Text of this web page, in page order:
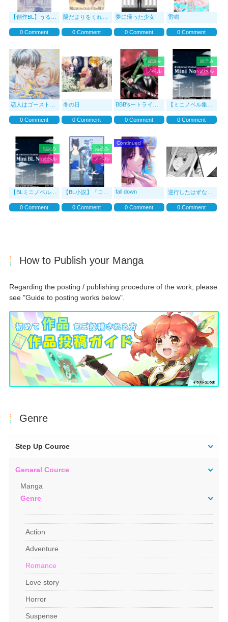
【創作BL】うるさい年下の幼馴染との恋
0 Comment
陽だまりをくれたキミの隣で
0 Comment
夢に帰った少女
0 Comment
雷鳴
0 Comment
恋人はゴースト 第二章
0 Comment
冬の日
0 Comment
BBB'sートライビースー
ノベル
縦読み
0 Comment
【ミニノベル集】『
ノベル
縦読み
0 Comment
【BLミニノベル集】『Mini BL Novelsｘ醇 ORiGiNal SToRieS』【短文小説ｘ世界観＆
ノベル
縦読み
0 Comment
【BL小説】『ロドンのキセキ🌹瑠璃のケエス💎輝石ノ箱ヨリ💍
ノベル
縦読み
0 Comment
fall down
Continued
0 Comment
逆行したはずなのに、
0 Comment
How to Publish your Manga
Regarding the posting / publishing procedure of the work, please
see "Guide to posting works below".
Genre
Step Up Cource
Genaral Cource
Manga
Genre
Action
Adventure
Romance
Love story
Horror
Suspense